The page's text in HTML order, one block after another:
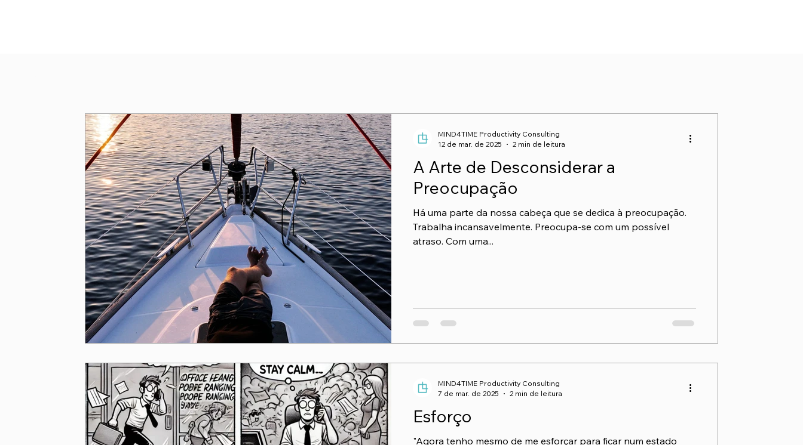
A Arte de Desconsiderar a
Preocupação
Há uma parte da nossa cabeça que se dedica à preocupação.
Trabalha incansavelmente. Preocupa-se com um possível
atraso. Com uma...
MIND4TIME Productivity Consulting
12 de mar. de 2025
2 min de leitura
Esforço
"Agora tenho mesmo de me esforçar para ficar num estado
MIND4TIME Productivity Consulting
7 de mar. de 2025
2 min de leitura